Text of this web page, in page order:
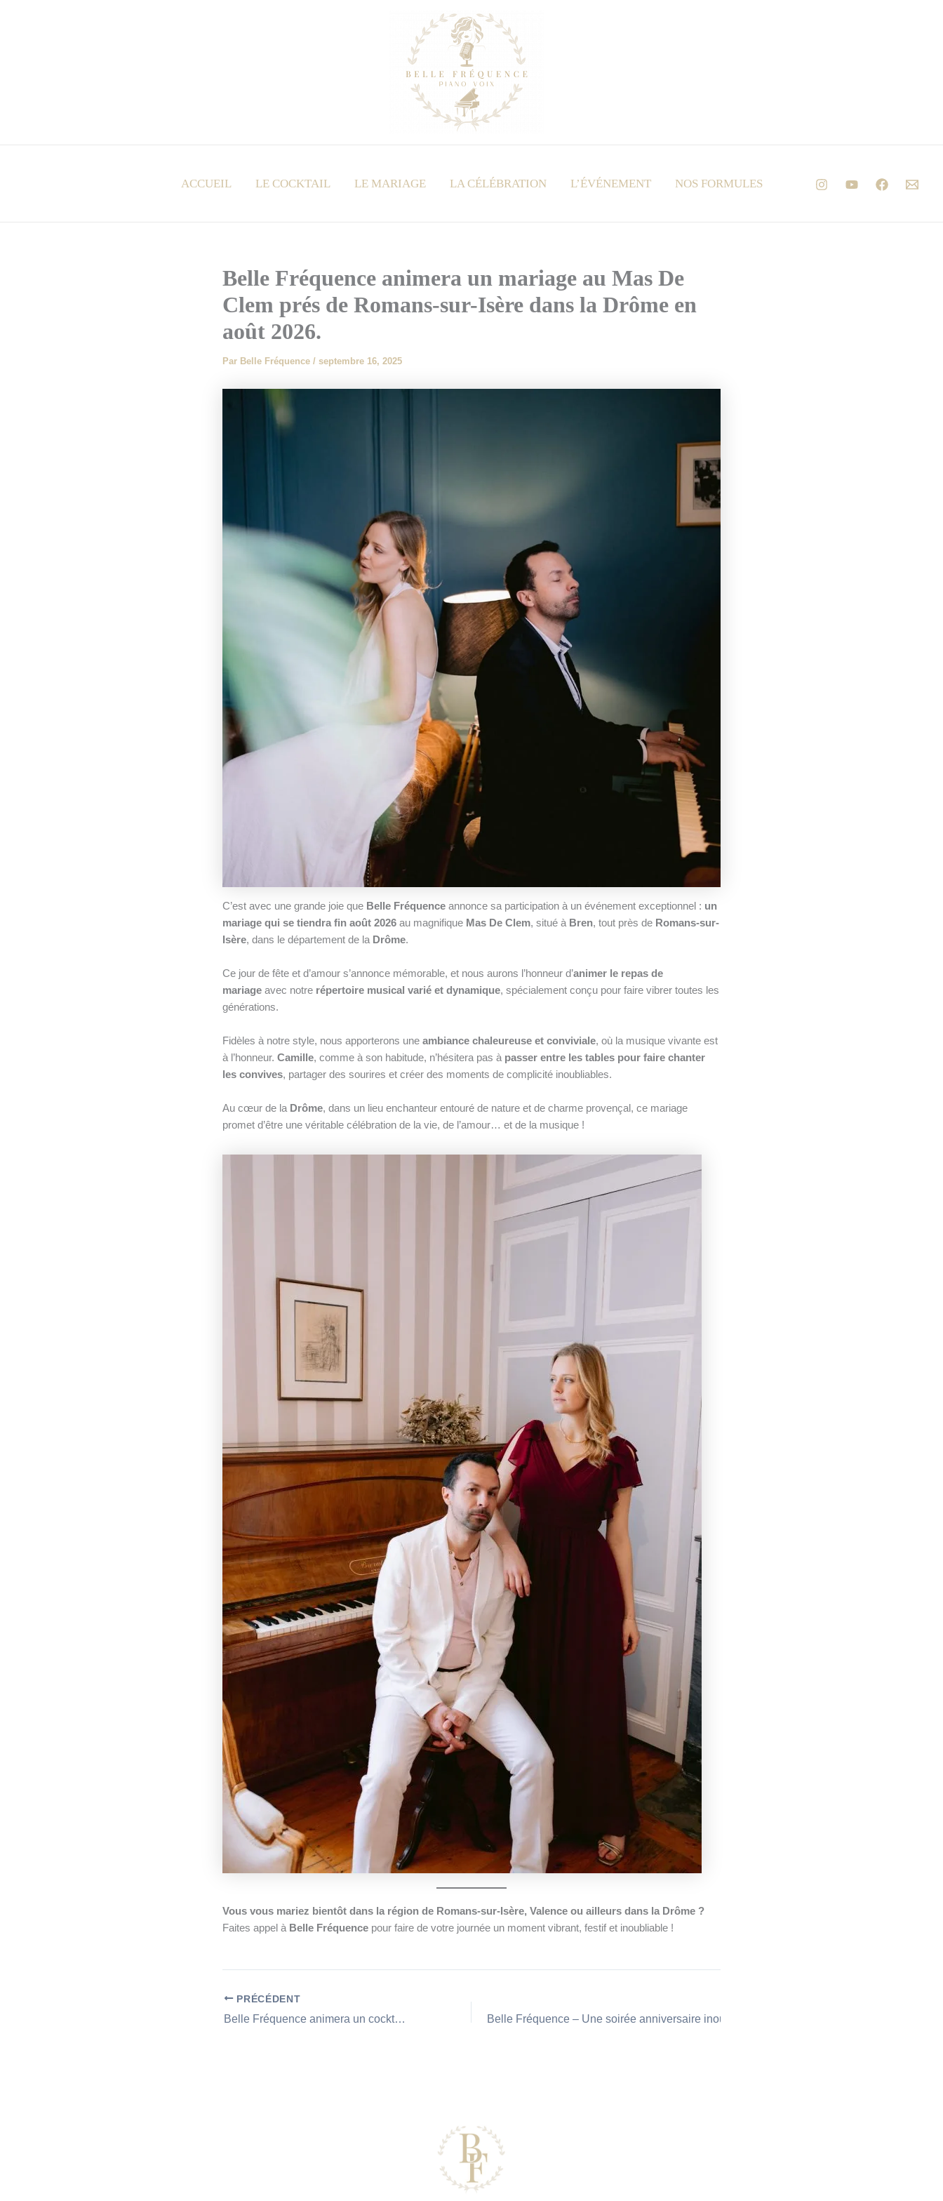
ACCUEIL LE COCKTAIL LE MARIAGE LA CÉLÉBRATION L’ÉVÉNEMENT NOS FORMULES
Belle Fréquence animera un mariage au Mas De
Clem prés de Romans-sur-Isère dans la Drôme en
août 2026.
Par Belle Fréquence / septembre 16, 2025
C’est avec une grande joie que Belle Fréquence annonce sa participation à un événement exceptionnel : un
mariage qui se tiendra fin août 2026 au magnifique Mas De Clem, situé à Bren, tout près de Romans-sur-
Isère, dans le département de la Drôme.
Ce jour de fête et d’amour s’annonce mémorable, et nous aurons l’honneur d’animer le repas de
mariage avec notre répertoire musical varié et dynamique, spécialement conçu pour faire vibrer toutes les
générations.
Fidèles à notre style, nous apporterons une ambiance chaleureuse et conviviale, où la musique vivante est
à l’honneur. Camille, comme à son habitude, n’hésitera pas à passer entre les tables pour faire chanter
les convives, partager des sourires et créer des moments de complicité inoubliables.
Au cœur de la Drôme, dans un lieu enchanteur entouré de nature et de charme provençal, ce mariage
promet d’être une véritable célébration de la vie, de l’amour… et de la musique !
Vous vous mariez bientôt dans la région de Romans-sur-Isère, Valence ou ailleurs dans la Drôme ?
Faites appel à Belle Fréquence pour faire de votre journée un moment vibrant, festif et inoubliable !
PRÉCÉDENT
Belle Fréquence animera un cocktail de mariage près de Lyon.